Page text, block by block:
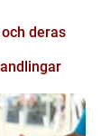
deras